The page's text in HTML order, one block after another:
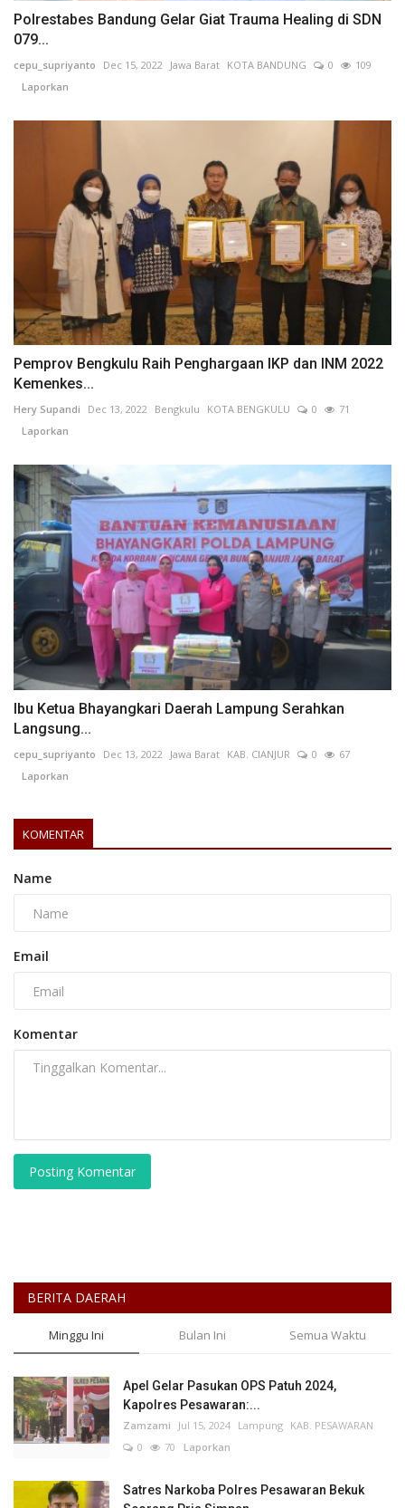
Polrestabes Bandung Gelar Giat Trauma Healing di SDN
079...
cepu_supriyanto Dec 15, 2022 Jawa Barat KOTA BANDUNG 0
109
Laporkan
Pemprov Bengkulu Raih Penghargaan IKP dan INM 2022
Kemenkes...
Hery Supandi Dec 13, 2022 Bengkulu KOTA BENGKULU 0
71
Laporkan
Ibu Ketua Bhayangkari Daerah Lampung Serahkan
Langsung...
cepu_supriyanto Dec 13, 2022 Jawa Barat KAB. CIANJUR 0
67
Laporkan
KOMENTAR
Name
Email
Komentar
Posting Komentar
BERITA DAERAH
Minggu Ini Bulan Ini Semua Waktu
Apel Gelar Pasukan OPS Patuh 2024,
Kapolres Pesawaran:...
Zamzami Jul 15, 2024 Lampung KAB. PESAWARAN
0
70 Laporkan
Satres Narkoba Polres Pesawaran Bekuk